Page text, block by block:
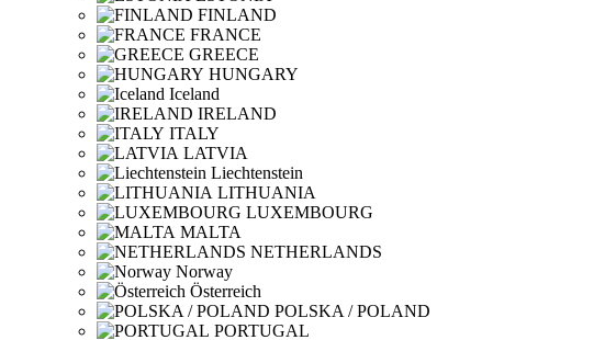
FINLAND
FRANCE
GREECE
HUNGARY
Iceland
IRELAND
ITALY
LATVIA
Liechtenstein
LITHUANIA
LUXEMBOURG
MALTA
NETHERLANDS
Norway
Österreich
POLSKA / POLAND
PORTUGAL